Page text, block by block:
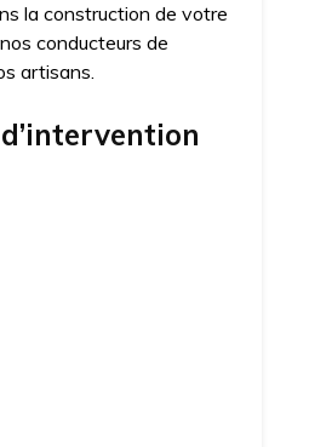
la construction de votre
conducteurs de
artisans.